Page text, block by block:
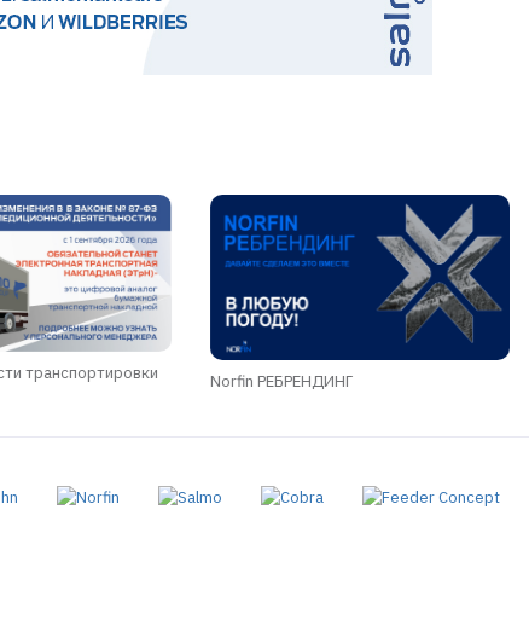
транспортировки
Norfin РЕБРЕНДИНГ